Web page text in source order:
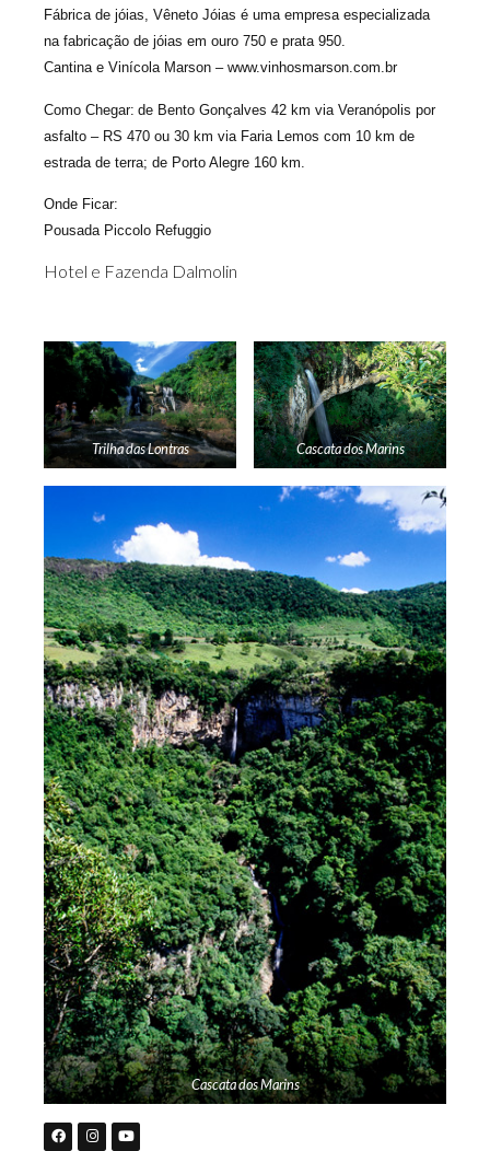
Fábrica de jóias, Vêneto Jóias é uma empresa especializada
na fabricação de jóias em ouro 750 e prata 950.
Cantina e Vinícola Marson – www.vinhosmarson.com.br
Como Chegar: de Bento Gonçalves 42 km via Veranópolis por
asfalto – RS 470 ou 30 km via Faria Lemos com 10 km de
estrada de terra; de Porto Alegre 160 km.
Onde Ficar:
Pousada Piccolo Refuggio
Hotel e Fazenda Dalmolin
Trilha das Lontras Cascata dos Marins
Cascata dos Marins